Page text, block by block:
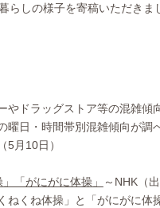
しの様子を寄稿いただきま
ドラッグストア等の混雑傾
日・時間帯別混雑傾向が調
5月10日）
「がにがに体操」
～NHK（
くね体操」と「がにがに